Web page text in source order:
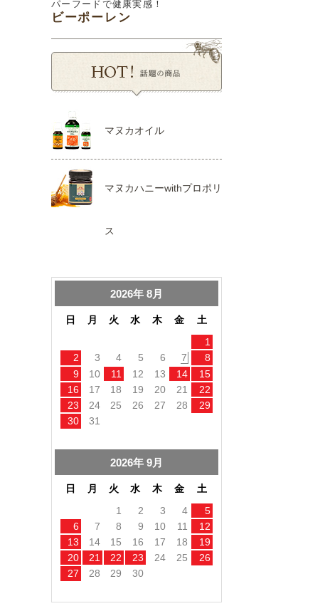
パーフードで健康実感！
ビーポーレン
マヌカオイル
マヌカハニーwithプロポリ
ス